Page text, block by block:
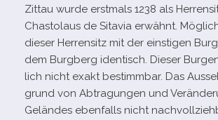
Zittau wurde erst­mals 1238 als
Chastolaus de Sitavia erwähnt.
die­ser Herrensitz mit der eins­ti­gen
dem Burgberg iden­tisch. Dieser
lich nicht exakt bestimm­bar. Das
grund von Abtragungen und
Geländes eben­falls nicht